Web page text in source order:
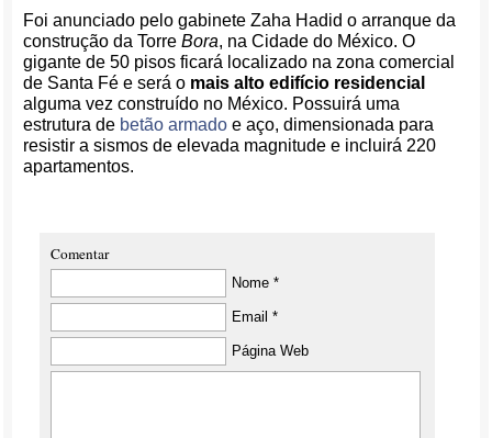
Foi anunciado pelo gabinete Zaha Hadid o arranque da
construção da TorreBora, na Cidade do México. O
gigante de 50 pisos ficará localizado na zona comercial
de Santa Fé e será o mais alto edifício residencial
alguma vez construído no México. Possuirá uma
estrutura de betão armado e aço, dimensionada para
resistir a sismos de elevada magnitude e incluirá 220
apartamentos.
Comentar
Nome *
Email *
Página Web